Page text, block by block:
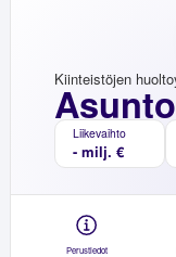
Kiinteistöjen
Liikevaihto
- milj. €
Perustiedot